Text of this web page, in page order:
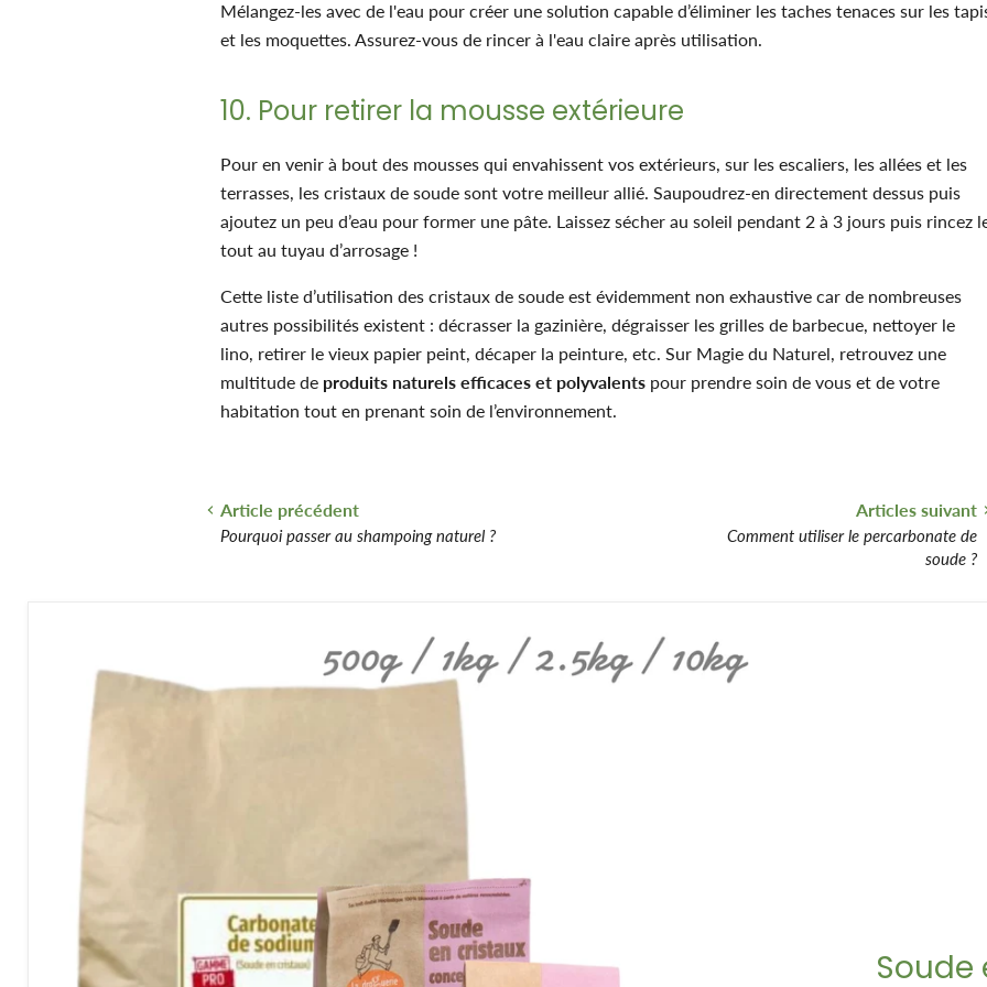
Mélangez-les avec de l'eau pour créer une solution capable d’éliminer les taches tenaces sur les
et les moquettes. Assurez-vous de rincer à l'eau claire après utilisation.
10. Pour retirer la mousse extérieure
Pour en venir à bout des mousses qui envahissent vos extérieurs, sur les escaliers, les allées et les
terrasses, les cristaux de soude sont votre meilleur allié. Saupoudrez-en directement dessus puis
ajoutez un peu d’eau pour former une pâte. Laissez sécher au soleil pendant 2 à 3 jours puis rincez
tout au tuyau d’arrosage !
Cette liste d’utilisation des cristaux de soude est évidemment non exhaustive car de nombreuses
autres possibilités existent : décrasser la gazinière, dégraisser les grilles de barbecue, nettoyer le
lino, retirer le vieux papier peint, décaper la peinture, etc. Sur Magie du Naturel, retrouvez une
multitude de produits naturels efficaces et polyvalentspour prendre soin de vous et de votre
habitation tout en prenant soin de l’environnement.
Article précédent
Pourquoi passer au shampoing naturel ?
Articles suivant
Comment utiliser le percarbonate de
soude ?